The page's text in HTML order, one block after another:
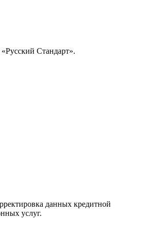
Стандарт».
данных кредитной
услуг.